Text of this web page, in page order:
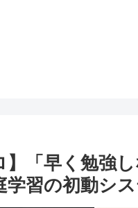
】「早く勉強
習の初動シス